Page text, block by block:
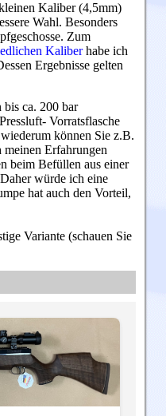
Kaliber (4,5mm)
Wahl. Besonders
Zum
Kaliberhabe ich
Ergebnisse gelten
bis ca. 200 bar
Vorratsflasche
können Sie z.B.
meinen Erfahrungen
beim Befüllen aus einer
würde ich eine
hat auch den Vorteil,
Variante (schauen Sie